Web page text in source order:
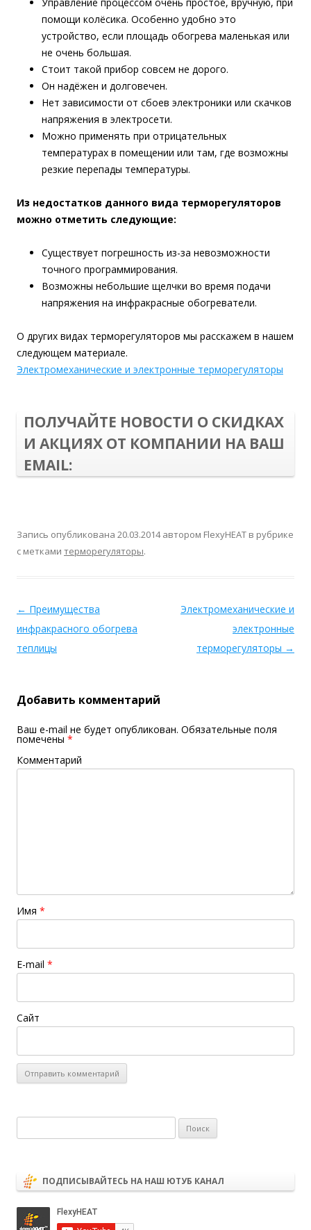
помощи колёсика. Особенно удобно это
устройство, если площадь обогрева маленькая или
не очень большая.
Стоит такой прибор совсем не дорого.
Он надёжен и долговечен.
Нет зависимости от сбоев электроники или скачков
напряжения в электросети.
Можно применять при отрицательных
температурах в помещении или там, где возможны
резкие перепады температуры.
Из недостатков данного вида терморегуляторов
можно отметить следующие:
Существует погрешность из-за невозможности
точного программирования.
Возможны небольшие щелчки во время подачи
напряжения на инфракрасные обогреватели.
О других видах терморегуляторов мы расскажем в нашем
следующем материале.
Электромеханические и электронные терморегуляторы
ПОЛУЧАЙТЕ НОВОСТИ О СКИДКАХ
И АКЦИЯХ ОТ КОМПАНИИ НА ВАШ
EMAIL:
Запись опубликована 20.03.2014автором FlexyHEAT в рубрике
с метками терморегуляторы.
← Преимущества
инфракрасного обогрева
теплицы
Электромеханические и
электронные
терморегуляторы →
Добавить комментарий
Ваш e-mail не будет опубликован. Обязательные поля
помечены *
Комментарий
Имя *
E-mail *
Сайт
ПОДПИСЫВАЙТЕСЬ НА НАШ ЮТУБ КАНАЛ